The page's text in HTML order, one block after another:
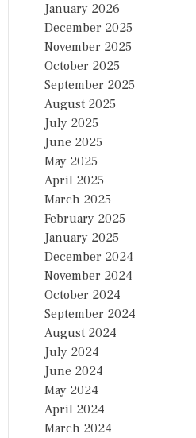
January 2026
December 2025
November 2025
October 2025
September 2025
August 2025
July 2025
June 2025
May 2025
April 2025
March 2025
February 2025
January 2025
December 2024
November 2024
October 2024
September 2024
August 2024
July 2024
June 2024
May 2024
April 2024
March 2024